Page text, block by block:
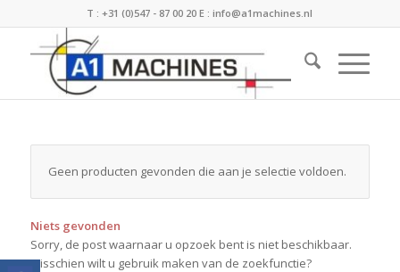
T :+31 (0)547 - 87 00 20 E :info@a1machines.nl
Geen producten gevonden die aan je selectie voldoen.
Niets gevonden
Sorry, de post waarnaar u opzoek bent is niet beschikbaar.
Misschien wilt u gebruik maken van de zoekfunctie?